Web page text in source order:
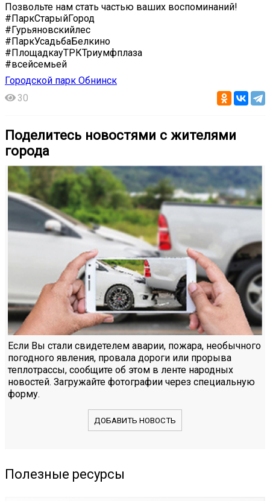
Позвольте нам стать частью ваших воспоминаний!
#ПаркСтарыйГород
#Гурьяновскийлес
#ПаркУсадьбаБелкино
#ПлощадкауТРКТриумфплаза
#всейсемьей
Городской парк Обнинск
30
Поделитесь новостями с жителями
города
Если Вы стали свидетелем аварии, пожара, необычного
погодного явления, провала дороги или прорыва
теплотрассы, сообщите об этом в ленте народных
новостей. Загружайте фотографии через специальную
форму.
ДОБАВИТЬ НОВОСТЬ
Полезные ресурсы